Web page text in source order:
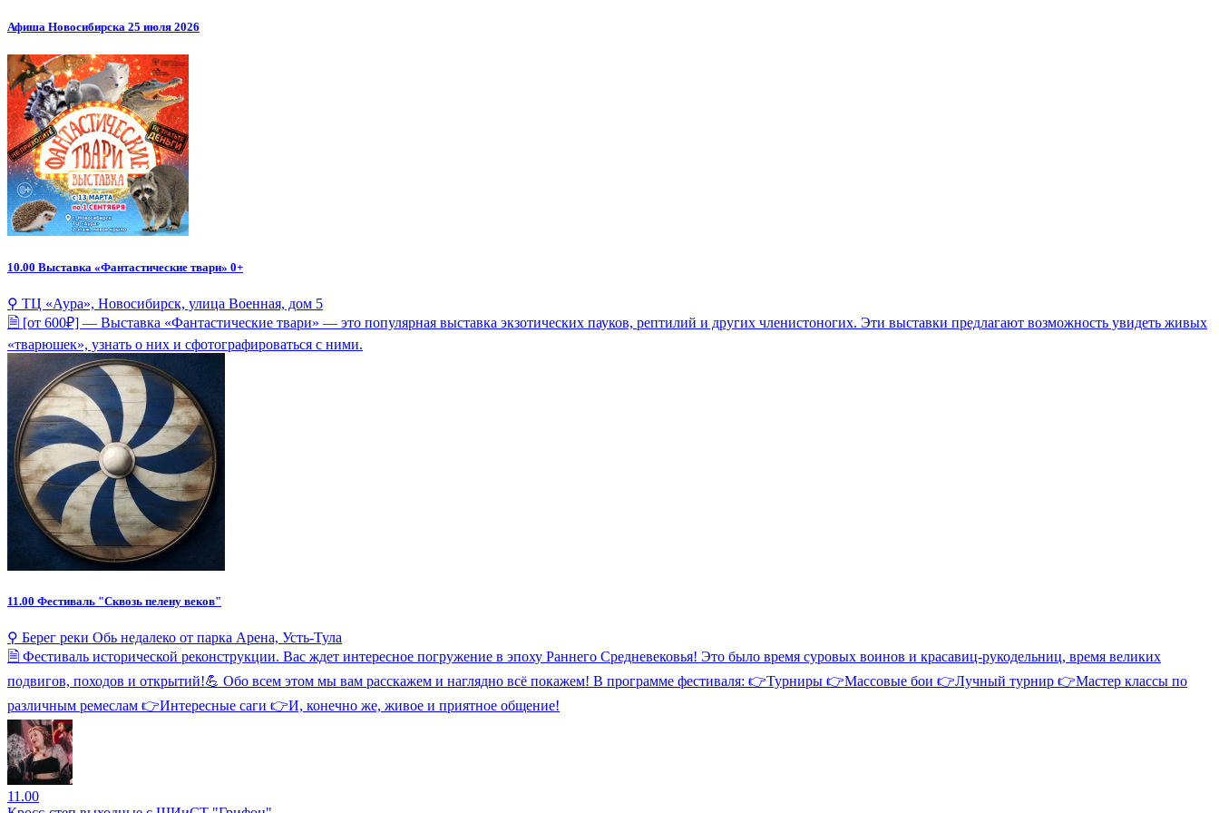
Афиша Новосибирска 25 июля 2026
10.00 Выставка «Фантастические твари» 0+
⚲ ТЦ «Аура», Новосибирск, улица Военная, дом 5
🗎 [от 600₽] — Выставка «Фантастические твари» — это популярная выставка экзотических пауков, рептилий и других членистоногих. Эти выставки предлагают возможность увидеть живых
«тварюшек», узнать о них и сфотографироваться с ними.
11.00 Фестиваль "Сквозь пелену веков"
⚲ Берег реки Обь недалеко от парка Арена, Усть-Тула
🗎 Фестиваль исторической реконструкции. Вас ждет интересное погружение в эпоху Раннего Средневековья! Это было время суровых воинов и красавиц-рукодельниц, время великих
подвигов, походов и открытий!💪 Обо всем этом мы вам расскажем и наглядно всё покажем! В программе фестиваля: 👉Турниры 👉Массовые бои 👉Лучный турнир 👉Мастер классы по
различным ремеслам 👉Интересные саги 👉И, конечно же, живое и приятное общение!
11.00